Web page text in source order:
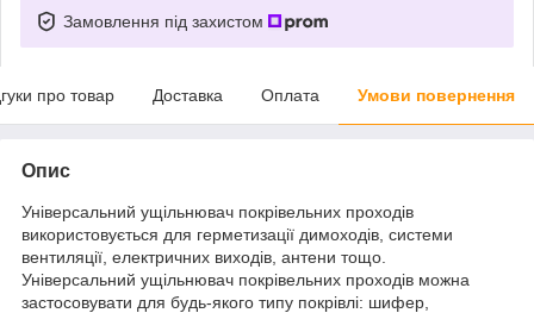
Замовлення під захистом
про товар Доставка Оплата Умови повернення
Опис
Універсальний ущільнювач покрівельних проходів
використовується для герметизації димоходів, системи
вентиляції, електричних виходів, антени тощо.
Універсальний ущільнювач покрівельних проходів можна
застосовувати для будь-якого типу покрівлі: шифер,